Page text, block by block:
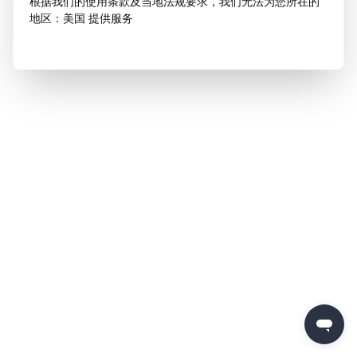
地区：美国 提供服务